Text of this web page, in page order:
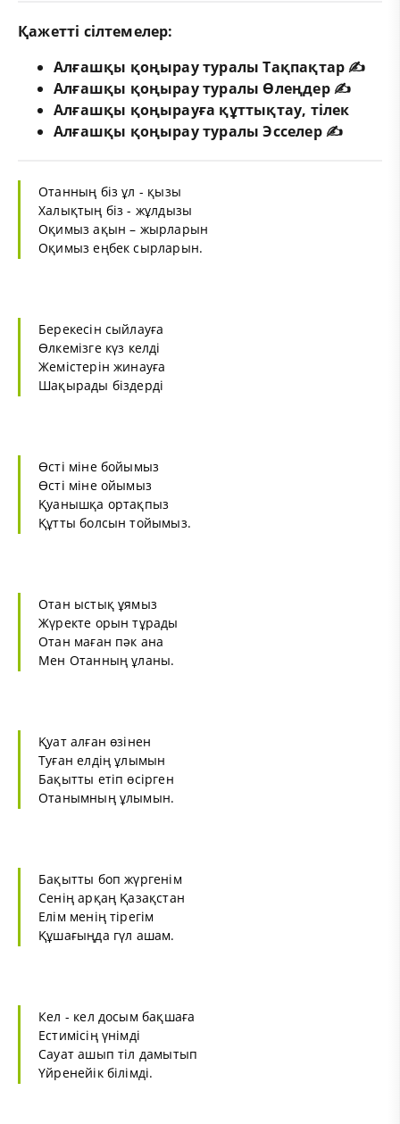
Қажетті сілтемелер:
Алғашқы қоңырау туралы Тақпақтар ✍️
Алғашқы қоңырау туралы Өлеңдер ✍️
Алғашқы қоңырауға құттықтау, тілек
Алғашқы қоңырау туралы Эсселер ✍️
Отанның біз ұл - қызы
Халықтың біз - жұлдызы
Оқимыз ақын – жырларын
Оқимыз еңбек сырларын.
Берекесін сыйлауға
Өлкемізге күз келді
Жемістерін жинауға
Шақырады біздерді
Өсті міне бойымыз
Өсті міне ойымыз
Қуанышқа ортақпыз
Құтты болсын тойымыз.
Отан ыстық ұямыз
Жүректе орын тұрады
Отан маған пәк ана
Мен Отанның ұланы.
Қуат алған өзінен
Туған елдің ұлымын
Бақытты етіп өсірген
Отанымның ұлымын.
Бақытты боп жүргенім
Сенің арқаң Қазақстан
Елім менің тірегім
Құшағыңда гүл ашам.
Кел - кел досым бақшаға
Естимісің үнімді
Сауат ашып тіл дамытып
Үйренейік білімді.